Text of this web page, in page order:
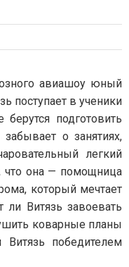
авиашоу юный
поступает в ученики
подготовить
о занятиях,
легкий
что она — помощница
который мечтает
ли Витязь завоевать
коварные планы
победителем